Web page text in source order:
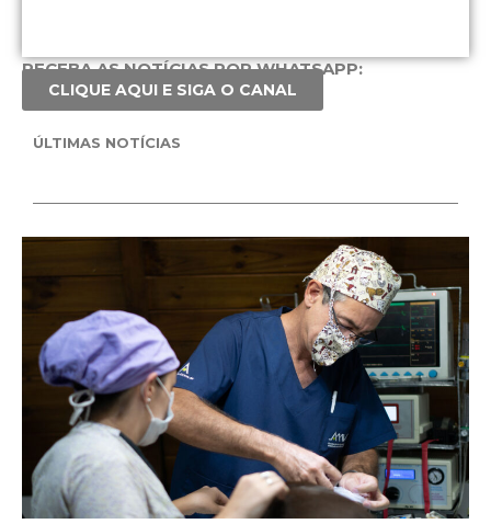
RECEBA AS NOTÍCIAS POR WHATSAPP:
CLIQUE AQUI E SIGA O CANAL
ÚLTIMAS NOTÍCIAS